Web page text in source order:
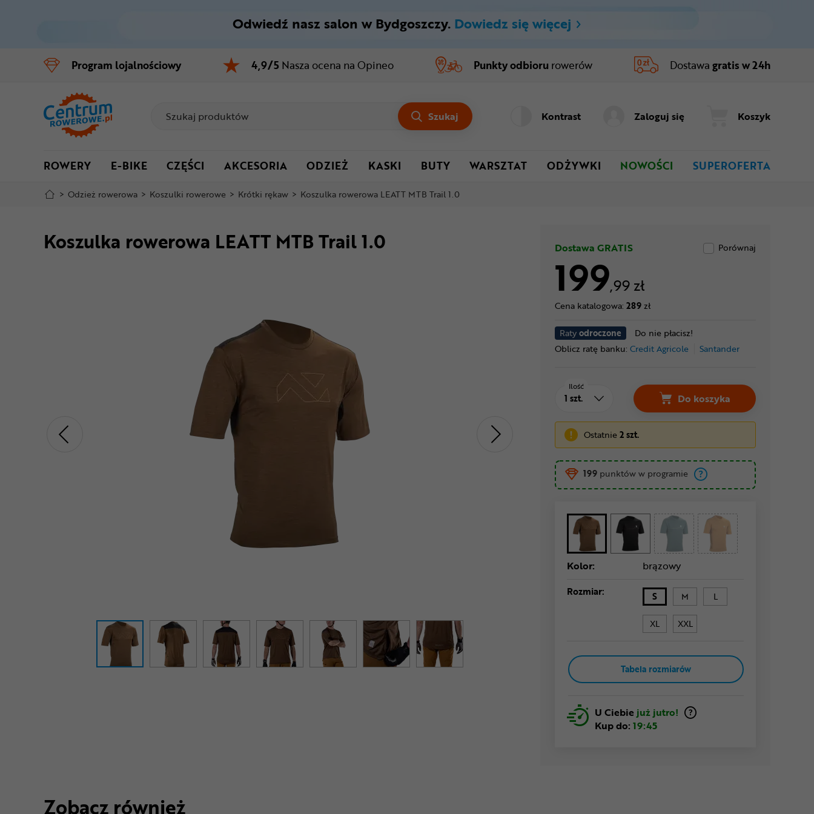
Menu główne
Informacje o produkcie
Do koszyka
Szczegółowe informacje
Mapa strony
Odwiedź nasz salon w Bydgoszczy. Dowiedz się więcej
Program lojalnościowy 4,9/5 Nasza ocena na Opineo Punkty odbioru rowerów Dostawa gratis w 24h
Szukaj Kontrast Zaloguj się Koszyk
ROWERY E-BIKE CZĘŚCI AKCESORIA ODZIEŻ KASKI BUTY WARSZTAT ODŻYWKI NOWOŚCI SUPEROFERTA
> Odzież rowerowa > Koszulki rowerowe > Krótki rękaw > Koszulka rowerowa LEATT MTB Trail 1.0
Koszulka rowerowa LEATT MTB Trail 1.0 Dostawa GRATIS Porównaj
199,99 zł
Cena katalogowa: 289zł
Ratyodroczone
Do nie płacisz!
Oblicz ratę banku: Credit Agricole Santander
Ilość
Do koszyka
Ostatnie2 szt.
199 punktów w programie
Kolor: brązowy
Rozmiar: S M L
XL XXL
Tabela rozmiarów
U Ciebie już jutro!
Kup do: 19:45
Zobacz również